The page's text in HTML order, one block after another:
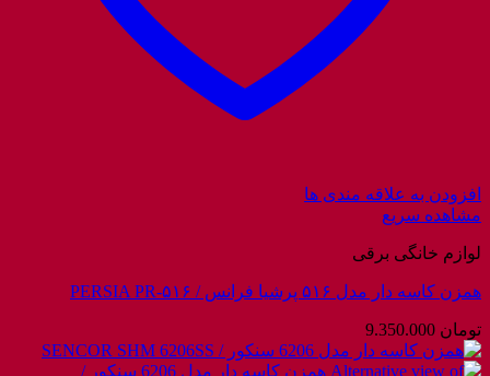
افزودن به علاقه مندی ها
مشاهده سریع
لوازم خانگی برقی
همزن کاسه دار مدل ۵۱۶ پرشیا فرانس / PERSIA PR-۵۱۶
تومان